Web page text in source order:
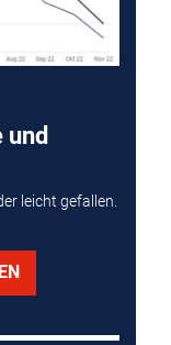
leicht gefallen.